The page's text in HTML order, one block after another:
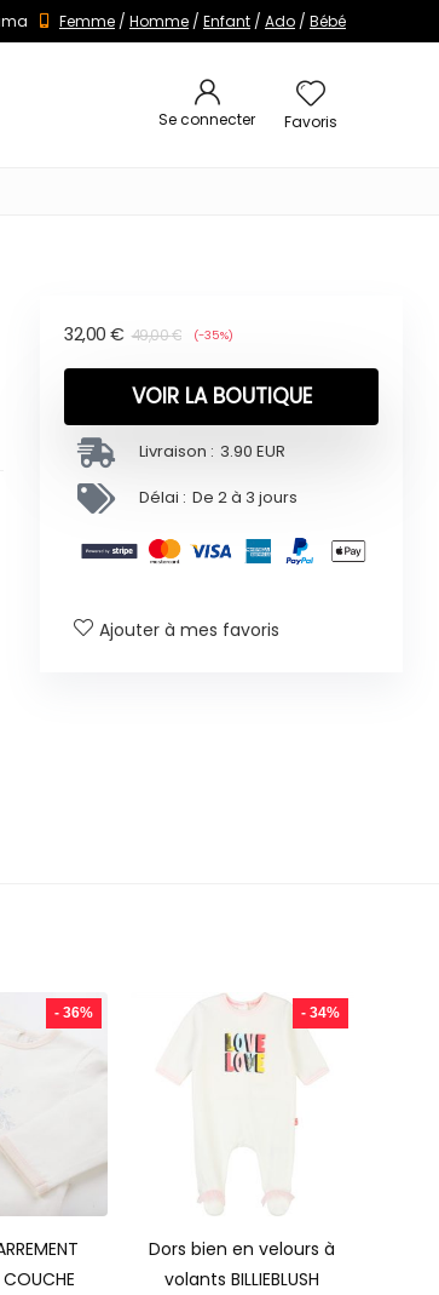
Femme / Homme / Enfant / Ado / Bébé
Se connecter Favoris
49,00€
32,00 € (-35%)
VOIR LA BOUTIQUE
Livraison : 3.90 EUR
Délai : De 2 à 3 jours
Ajouter à mes favoris
- 36%
COUCHE
- 34%
Dors bien en velours à
volants BILLIEBLUSH